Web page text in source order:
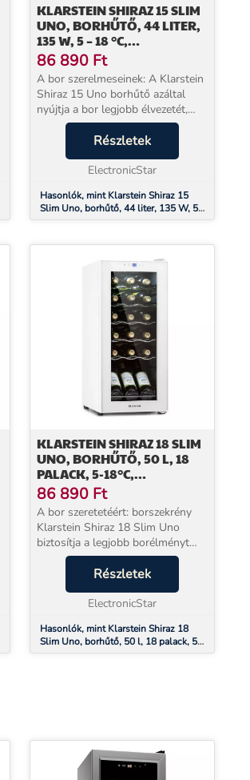
KLARSTEIN SHIRAZ 15 SLIM
UNO, BORHŰTŐ, 44 LITER,
135 W, 5 – 18 °C,
ÉRINTŐKÉPERNYŐS,
FEKETE
86 890 Ft
A bor szerelmeseinek: A Klarstein
Shiraz 15 Uno borhűtő azáltal
nyújtja a bor legjobb élvezetét,
hogy biztosítja a nemes borok
megfelelő ivási hőmérsékletét.
Ugyanakkor kitűnik kompakt
kialakításával...
Részletek
ElectronicStar
Hasonlók, mint Klarstein Shiraz 15
Slim Uno, borhűtő, 44 liter, 135 W, 5
– 18 °C, érintőképernyős, fekete
KLARSTEIN SHIRAZ 18 SLIM
UNO, BORHŰTŐ, 50 L, 18
PALACK, 5-18°C,
ÉRINTŐKÉPERNYŐS
KEZELŐPANEL
86 890 Ft
A bor szeretetéért: borszekrény
Klarstein Shiraz 18 Slim Uno
biztosítja a legjobb borélményt
azáltal, hogy a borosüvegek a
megfelelő hőmérsékleten vannak
a fogyasztáshoz. Ez a borhűtő
kitűnik karcsú k...
Részletek
ElectronicStar
Hasonlók, mint Klarstein Shiraz 18
Slim Uno, borhűtő, 50 l, 18 palack, 5-
18°C, érintőképernyős kezelőpanel